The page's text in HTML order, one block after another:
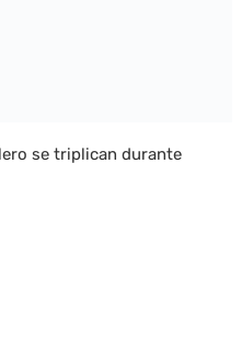
se triplican durante